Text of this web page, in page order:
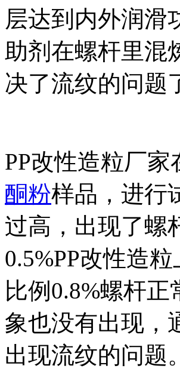
层达到内外润滑
助剂在螺杆里混
决了流纹的问题
PP改性造粒厂家
酮粉样品，进行
过高，出现了螺
0.5%PP改性造
比例 0.8%螺杆正
象也没有出现，
出现流纹的问题。